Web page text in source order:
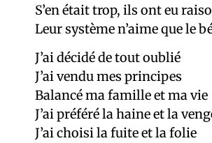
S’en était trop, ils ont eu
Leur système n’aime que le
J’ai décidé de tout oublié
J’ai vendu mes principes
Balancé ma famille et ma vie
J’ai préféré la haine et la
J’ai choisi la fuite et la folie